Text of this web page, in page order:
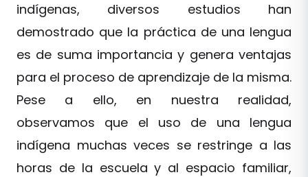
indígenas, diversos estudios han
demostrado que la práctica de una lengua
es de suma importancia y genera ventajas
para el proceso de aprendizaje de la misma.
Pese a ello, en nuestra realidad,
observamos que el uso de una lengua
indígena muchas veces se restringe a las
horas de la escuela y al espacio familiar,